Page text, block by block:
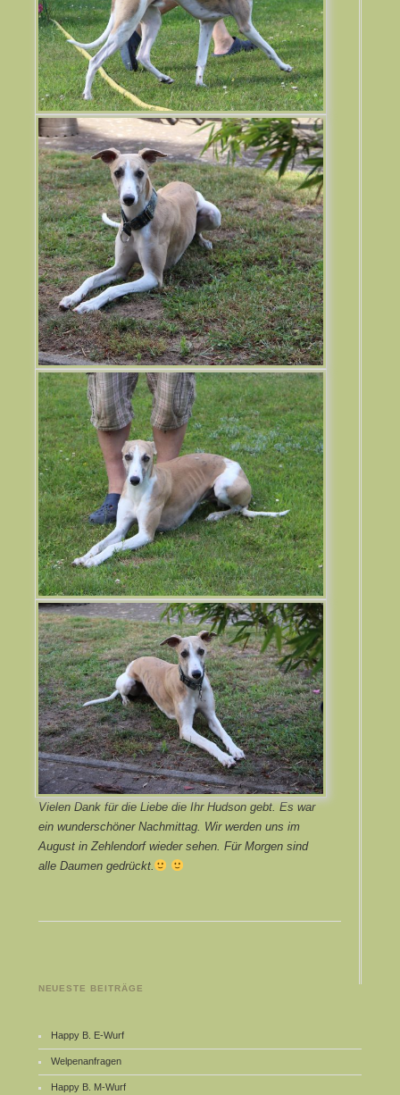
Vielen Dank für die Liebe die Ihr Hudson gebt. Es war
ein wunderschöner Nachmittag. Wir werden uns im
August in Zehlendorf wieder sehen. Für Morgen sind
alle Daumen gedrückt.
NEUESTE BEITRÄGE
Happy B. E-Wurf
Welpenanfragen
Happy B. M-Wurf